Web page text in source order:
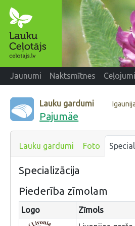
Jaunumi Naktsmītnes Ceļojumi
Lauku gardumi
Pajumäe
Lauku gardumi Foto
Specializācija
Piederība zīmolam
Logo Zīmols